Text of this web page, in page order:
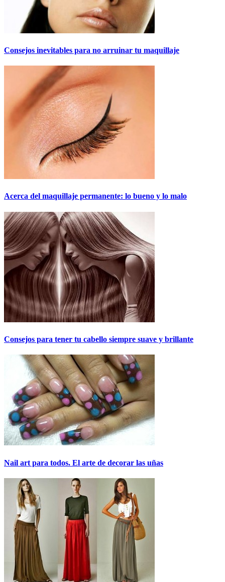
Consejos inevitables para no arruinar tu maquillaje
Acerca del maquillaje permanente: lo bueno y lo malo
Consejos para tener tu cabello siempre suave y brillante
Nail art para todos. El arte de decorar las uñas